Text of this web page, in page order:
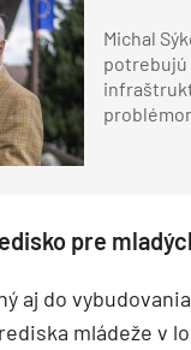
Michal
pre
aj do vybudovania
mládeže v